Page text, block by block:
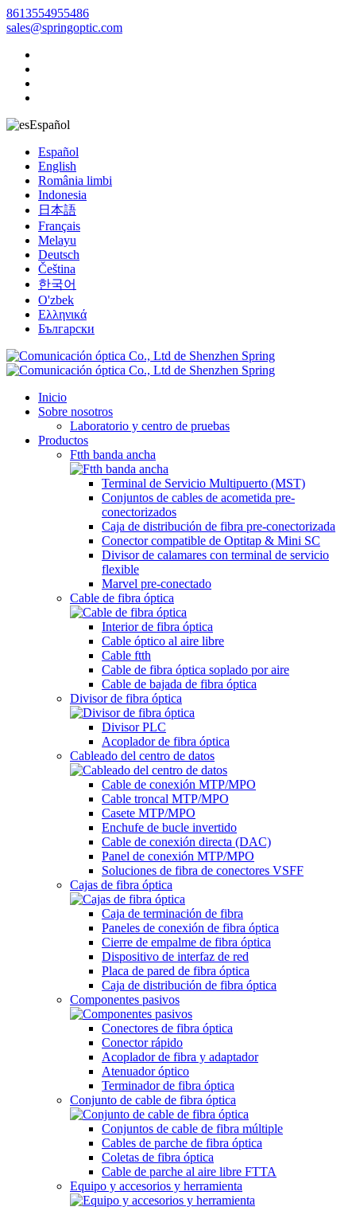
8613554955486
sales@springoptic.com
Español
Español
English
România limbi
Indonesia
日本語
Français
Melayu
Deutsch
Čeština
한국어
O'zbek
Ελληνικά
Български
Inicio
Sobre nosotros
Laboratorio y centro de pruebas
Productos
Ftth banda ancha
Terminal de Servicio Multipuerto (MST)
Conjuntos de cables de acometida pre-
conectorizados
Caja de distribución de fibra pre-conectorizada
Conector compatible de Optitap & Mini SC
Divisor de calamares con terminal de servicio
flexible
Marvel pre-conectado
Cable de fibra óptica
Interior de fibra óptica
Cable óptico al aire libre
Cable ftth
Cable de fibra óptica soplado por aire
Cable de bajada de fibra óptica
Divisor de fibra óptica
Divisor PLC
Acoplador de fibra óptica
Cableado del centro de datos
Cable de conexión MTP/MPO
Cable troncal MTP/MPO
Casete MTP/MPO
Enchufe de bucle invertido
Cable de conexión directa (DAC)
Panel de conexión MTP/MPO
Soluciones de fibra de conectores VSFF
Cajas de fibra óptica
Caja de terminación de fibra
Paneles de conexión de fibra óptica
Cierre de empalme de fibra óptica
Dispositivo de interfaz de red
Placa de pared de fibra óptica
Caja de distribución de fibra óptica
Componentes pasivos
Conectores de fibra óptica
Conector rápido
Acoplador de fibra y adaptador
Atenuador óptico
Terminador de fibra óptica
Conjunto de cable de fibra óptica
Conjuntos de cable de fibra múltiple
Cables de parche de fibra óptica
Coletas de fibra óptica
Cable de parche al aire libre FTTA
Equipo y accesorios y herramienta